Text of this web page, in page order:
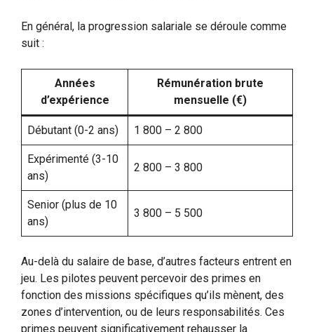
En général, la progression salariale se déroule comme
suit :
Années
d’expérience
Rémunération brute
mensuelle (€)
Débutant (0-2 ans) 1 800 – 2 800
Expérimenté (3-10
ans)
2 800 – 3 800
Senior (plus de 10
ans)
3 800 – 5 500
Au-delà du salaire de base, d’autres facteurs entrent en
jeu. Les pilotes peuvent percevoir des primes en
fonction des missions spécifiques qu’ils mènent, des
zones d’intervention, ou de leurs responsabilités. Ces
primes peuvent significativement rehausser la